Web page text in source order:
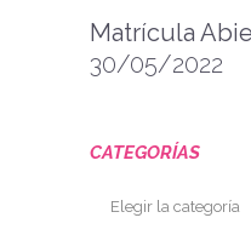
Matrícula
30/05/2022
CATEGORÍAS
Categorías